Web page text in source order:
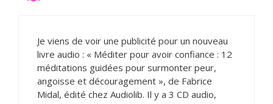
Je viens de voir une publicité pour un nouveau
livre audio : « Méditer pour avoir confiance : 12
méditations guidées pour surmonter peur,
angoisse et découragement », de Fabrice
Midal, édité chez Audiolib. Il y a 3 CD audio,